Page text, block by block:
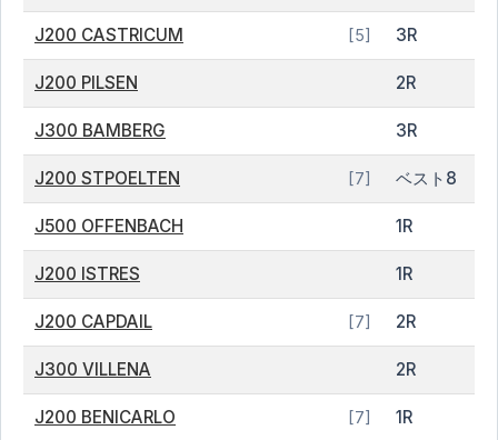
J200 CASTRICUM [5] 3R
J200 PILSEN 2R
J300 BAMBERG 3R
J200 STPOELTEN [7] ベスト8
J500 OFFENBACH 1R
J200 ISTRES 1R
J200 CAPDAIL [7] 2R
J300 VILLENA 2R
J200 BENICARLO [7] 1R